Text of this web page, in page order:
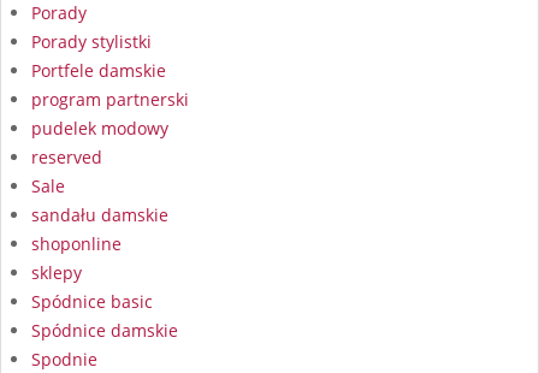
Porady
Porady stylistki
Portfele damskie
program partnerski
pudelek modowy
reserved
Sale
sandału damskie
shoponline
sklepy
Spódnice basic
Spódnice damskie
Spodnie